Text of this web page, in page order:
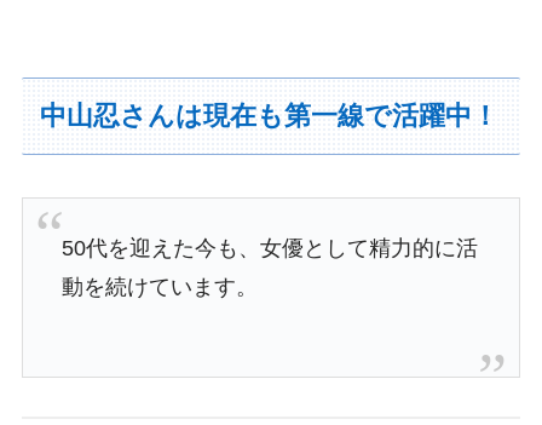
中山忍さんは現在も第一線で活躍中！
50代を迎えた今も、女優として精力的に活
動を続けています。